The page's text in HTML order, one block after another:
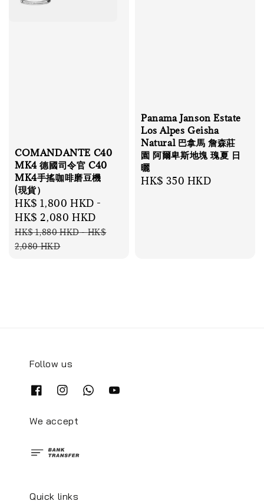
COMANDANTE C40
MK4 德國司令官 C40
MK4手搖咖啡磨豆機
(現貨）
Sale
price
HK$ 1,800 HKD -
HK$ 2,080 HKD
Regular
price
HK$ 1,880 HKD-HK$
2,080 HKD
Panama Janson Estate
Los Alpes Geisha
Natural 巴拿馬 詹森莊
園 阿爾卑斯地塊 瑰夏 日
曬
Regular
HK$ 350 HKD
Follow us
We accept
Quick links